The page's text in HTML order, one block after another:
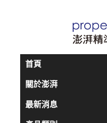
首頁
關於澎湃
最新消息